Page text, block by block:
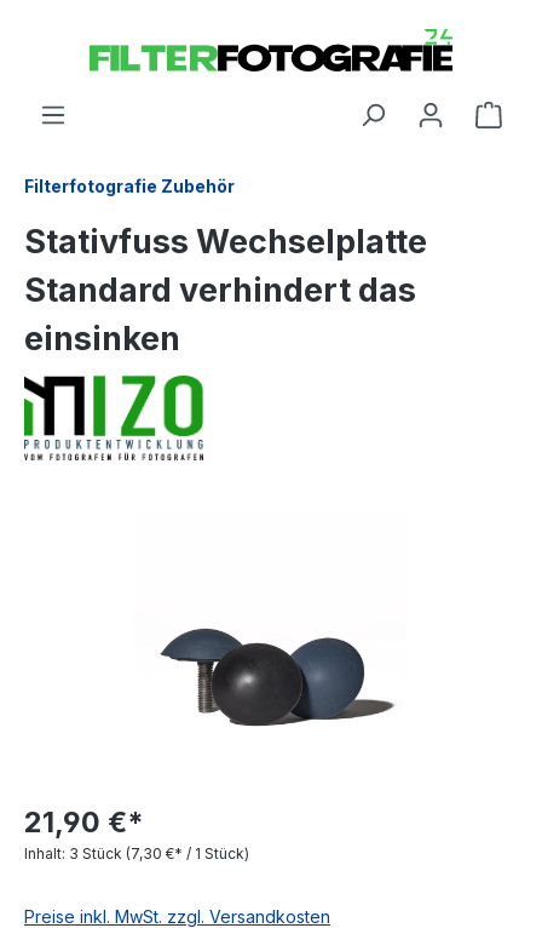
Filterfotografie Zubehör
Stativfuss Wechselplatte
Standard verhindert das
einsinken
21,90 €*
Inhalt: 3 Stück (7,30 €* / 1 Stück)
Preise inkl. MwSt. zzgl. Versandkosten